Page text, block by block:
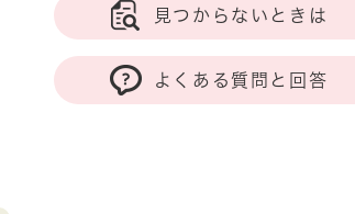
見つからないときは
よくある質問と回答